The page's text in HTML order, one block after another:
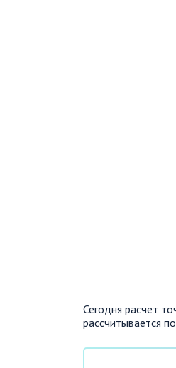
Сегодня расчет
рассчитывается